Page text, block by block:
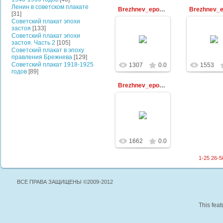
Ленин в советском плакате
[31]
Советский плакат эпохи
застоя [133]
Советский плакат эпохи
застоя. Часть 2 [105]
Советский плакат в эпоху
правления Брежнева [129]
Советский плакат 1918-1925
годов [89]
Brezhnev_epoha_108
1307 0.0 1553
Brezhnev_epoha_139
1662 0.0
1-25 26-
ВСЕ ПРАВА ЗАЩИЩЕНЫ ©2009-2012
This